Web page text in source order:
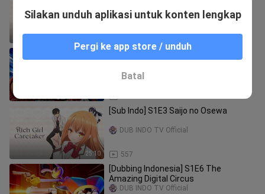
DUB INDO TV Official
Eyeshield 21 Episode 15 sub indo
nostalgianim.tv
25:10
[Sub ‎Indo]‎ S1E3‎ Saijo‎ no‎ Osewa‎ ‎ ‎ ‎ ‎ ‎ ‎ ‎ ‎ ‎ ‎ ‎ ‎ ‎ ‎ ‎ ‎
557
DUB INDO TV Official
[Dubbing‎ Indonesia]‎ S1E6‎ The‎
Amazing‎ Digital‎ Circus‎ ‎ ‎ ‎ ‎ ‎ ‎ ‎ ‎ ‎ ‎ ‎ ‎ ‎ ‎ ‎ ‎ ‎ ‎ ‎ ‎ ‎
DUB INDO TV Official
Silakan unduh aplikasi untuk konten lengkap
Pergi ke app store / unduh
Batal